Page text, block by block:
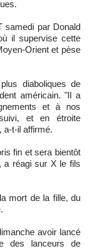
samedi par Donald
il supervise cette
Orient et pèse
diaboliques de
américain. "Il a
et à nos
et en étroite
a-t-il affirmé.
fin et sera bientôt
a réagi sur X le fils
mort de la fille, du
avoir lancé
des lanceurs de